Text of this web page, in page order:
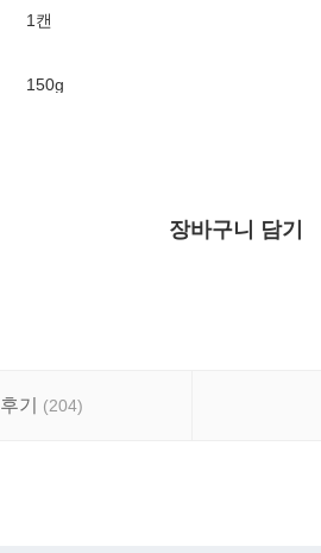
1캔
150g
장바구니 담기
후기 (204)